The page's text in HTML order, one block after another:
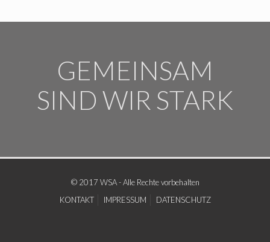
GEMEINSAM
SIND WIR STARK
© 2017 WSA - Alle Rechte vorbehalten
KONTAKT
IMPRESSUM DATENSCHUTZ